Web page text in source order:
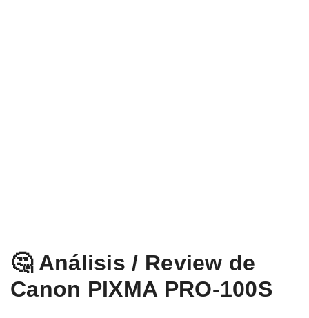
🤔 Análisis / Review de
Canon PIXMA PRO-100S